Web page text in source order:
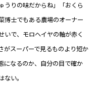
うりの味だからね」「おくら
博士でもある農場のオーナー
いで、モロヘイヤの軸が赤く
がスーパーで見るものより短か
になるのか、自分の目で確か
い。